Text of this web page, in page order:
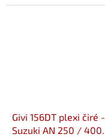
Givi 156DT plexi čiré -
Suzuki AN 250 / 400